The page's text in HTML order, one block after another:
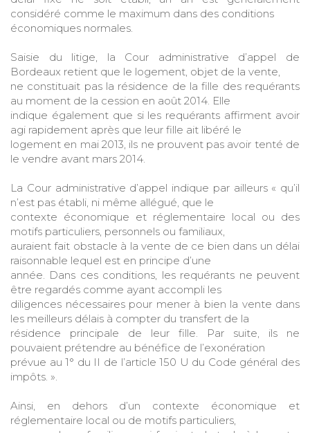
considéré comme le maximum dans des conditions
économiques normales.
Saisie du litige, la Cour administrative d’appel de
Bordeaux retient que le logement, objet de la vente,
ne constituait pas la résidence de la fille des requérants
au moment de la cession en août 2014. Elle
indique également que si les requérants affirment avoir
agi rapidement après que leur fille ait libéré le
logement en mai 2013, ils ne prouvent pas avoir tenté de
le vendre avant mars 2014.
La Cour administrative d’appel indique par ailleurs « qu’il
n’est pas établi, ni même allégué, que le
contexte économique et réglementaire local ou des
motifs particuliers, personnels ou familiaux,
auraient fait obstacle à la vente de ce bien dans un délai
raisonnable lequel est en principe d’une
année. Dans ces conditions, les requérants ne peuvent
être regardés comme ayant accompli les
diligences nécessaires pour mener à bien la vente dans
les meilleurs délais à compter du transfert de la
résidence principale de leur fille. Par suite, ils ne
pouvaient prétendre au bénéfice de l’exonération
prévue au 1° du II de l’article 150 U du Code général des
impôts. ».
Ainsi, en dehors d’un contexte économique et
réglementaire local ou de motifs particuliers,